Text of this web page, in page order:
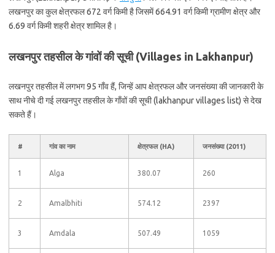
लखनपुर का कुल क्षेत्रफल 672 वर्ग किमी है जिसमें 664.91 वर्ग किमी ग्रामीण क्षेत्र और
6.69 वर्ग किमी शहरी क्षेत्र शामिल है।
लखनपुर तहसील के गांवों की सूची (Villages in Lakhanpur)
लखनपुर तहसील में लगभग 95 गाँव हैं, जिन्हें आप क्षेत्रफल और जनसंख्या की जानकारी के
साथ नीचे दी गई लखनपुर तहसील के गाँवों की सूची (lakhanpur villages list) से देख
सकते हैं।
# गांव का नाम क्षेत्रफल (HA) जनसंख्या (2011)
1 Alga 380.07 260
2 Amalbhiti 574.12 2397
3 Amdala 507.49 1059